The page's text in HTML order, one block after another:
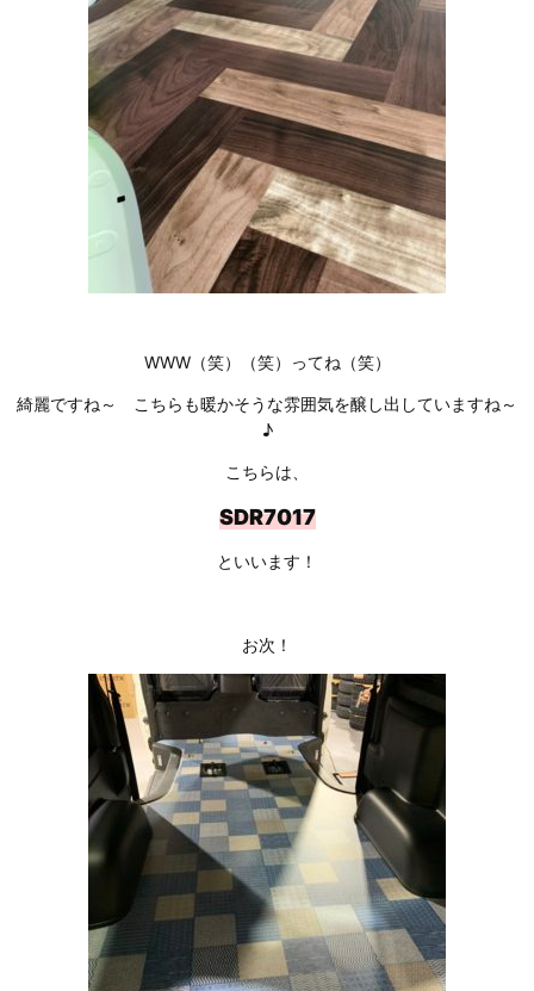
WWW（笑）（笑）ってね（笑）
綺麗ですね～ こちらも暖かそうな雰囲気を醸し出していますね～
♪
こちらは、
SDR7017
といいます！
お次！